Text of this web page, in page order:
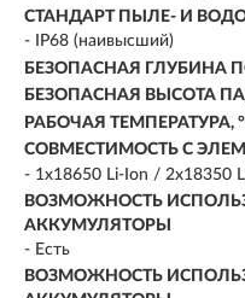
СТАНДАРТ ПЫЛЕ- И
- IP68 (наивысший)
БЕЗОПАСНАЯ ГЛУБИНА
БЕЗОПАСНАЯ ВЫСОТА
РАБОЧАЯ ТЕМПЕРАТУРА,
СОВМЕСТИМОСТЬ С
- 1x18650 Li-Ion / 2x18350
ВОЗМОЖНОСТЬ
АККУМУЛЯТОРЫ
- Есть
ВОЗМОЖНОСТЬ